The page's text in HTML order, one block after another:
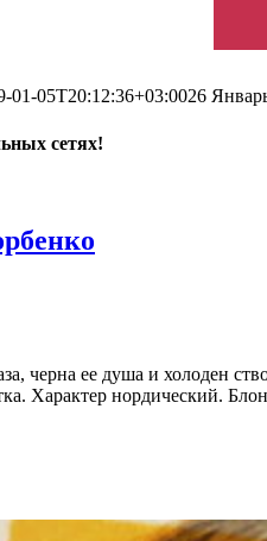
01-05T20:12:36+03:0026
сетях!
черна ее душа и холоден
Характер нордический.